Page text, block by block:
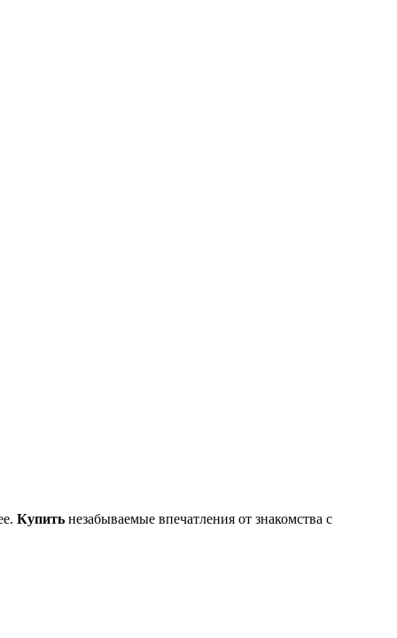
Купить незабываемые впечатления от знакомства с